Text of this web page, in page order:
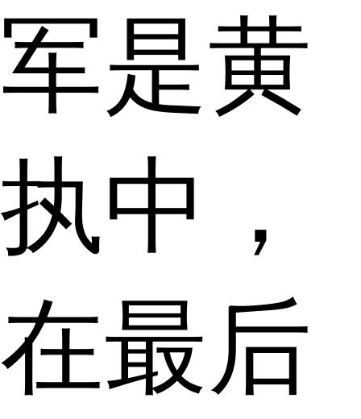
军是黄
执中，
在最后